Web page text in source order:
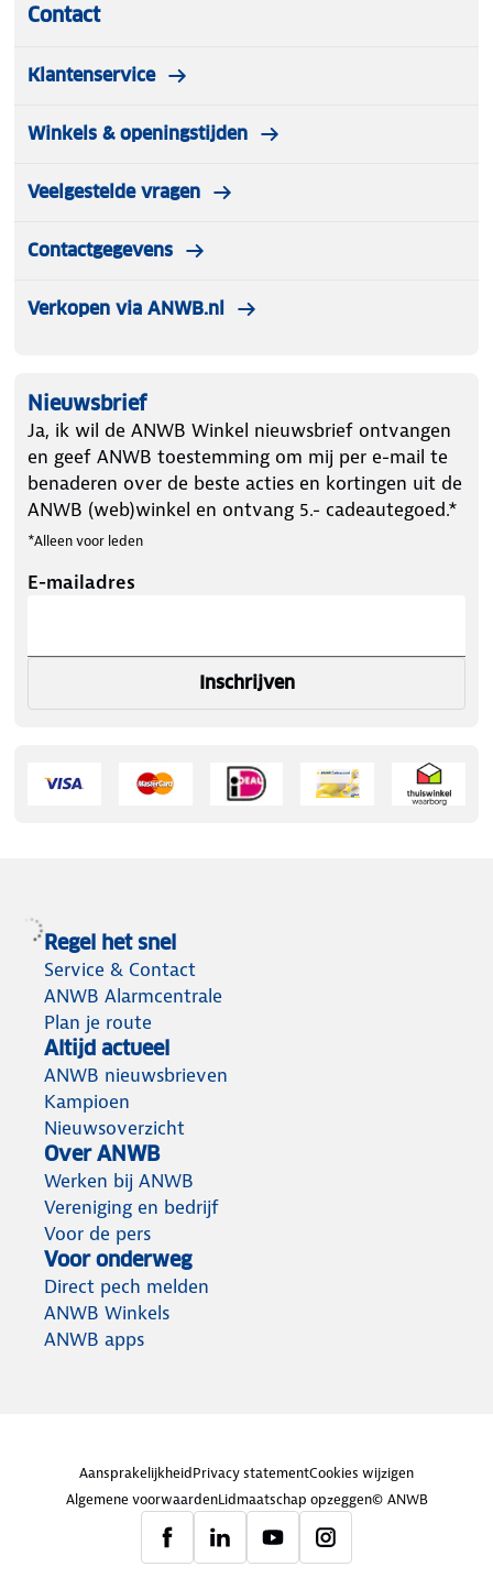
Contact
Klantenservice
Winkels & openingstijden
Veelgestelde vragen
Contactgegevens
Verkopen via ANWB.nl
Nieuwsbrief
Ja, ik wil de ANWB Winkel nieuwsbrief ontvangen
en geef ANWB toestemming om mij per e-mail te
benaderen over de beste acties en kortingen uit de
ANWB (web)winkel en ontvang 5.- cadeautegoed.*
*Alleen voor leden
E-mailadres
Inschrijven
Regel het snel
Service & Contact
ANWB Alarmcentrale
Plan je route
Altijd actueel
ANWB nieuwsbrieven
Kampioen
Nieuwsoverzicht
Over ANWB
Werken bij ANWB
Vereniging en bedrijf
Voor de pers
Voor onderweg
Direct pech melden
ANWB Winkels
ANWB apps
AansprakelijkheidPrivacy statementCookies wijzigen
Algemene voorwaardenLidmaatschap opzeggen© ANWB